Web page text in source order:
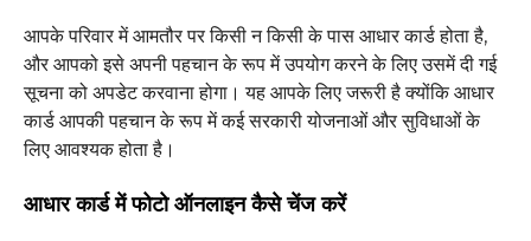
आपके परिवार में आमतौर पर किसी न किसी के पास आधार कार्ड होता है,
और आपको इसे अपनी पहचान के रूप में उपयोग करने के लिए उसमें दी गई
सूचना को अपडेट करवाना होगा। यह आपके लिए जरूरी है क्योंकि आधार
कार्ड आपकी पहचान के रूप में कई सरकारी योजनाओं और सुविधाओं के
लिए आवश्यक होता है।
आधार कार्ड में फोटो ऑनलाइन कैसे चेंज करें